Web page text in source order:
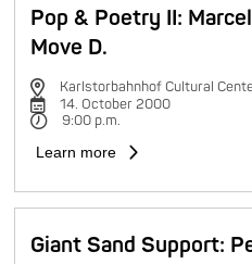
Pop & Poetry II:
Move D.
Karlstorbahnhof Cultural
14. October 2000
9:00 p.m.
Learn more
Giant Sand Support: